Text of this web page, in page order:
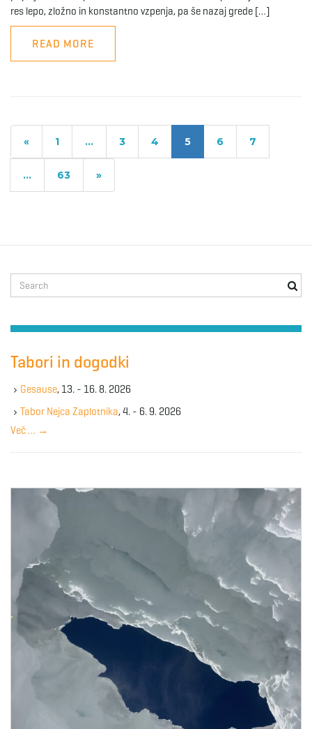
res lepo, zložno in konstantno vzpenja, pa še nazaj grede […]
READ MORE
« 1 … 3 4 5 6 7
… 63 »
e
r
h
e
w
o
r
Tabori in dogodki
Gesause, 13. - 16. 8. 2026
Tabor Nejca Zaplotnika, 4. - 6. 9. 2026
Več … →